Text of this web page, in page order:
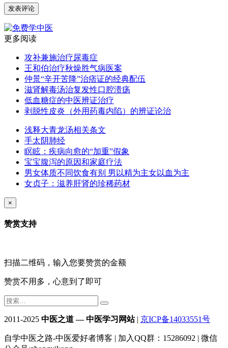
更多阅读
攻补兼施治疗尿毒症
王和伯治疗秋燥胜气病医案
仲景“辛开苦降”治痞证的经典配伍
滋肾解毒汤治复发性口腔溃疡
低血糖症的中医辨证治疗
剥脱性皮炎（外用药毒内陷）的辨证论治
浅释大青龙汤相关条文
手太阴肺经
瞑眩：疾病向愈的“加重”假象
宝宝腹泻的原因和家庭疗法
男女体质不同饮食有别 男以精为主女以血为主
女贞子：滋养肝肾的珍稀药材
×
赞赏支持
扫描二维码，输入您要赞赏的金额
赞赏不用多，心意到了即可
2011-2025 中医之道 — 中医学习网站| 京ICP备14033551号
自学中医之路-中医爱好者博客 | 加入QQ群：15286092 | 微信